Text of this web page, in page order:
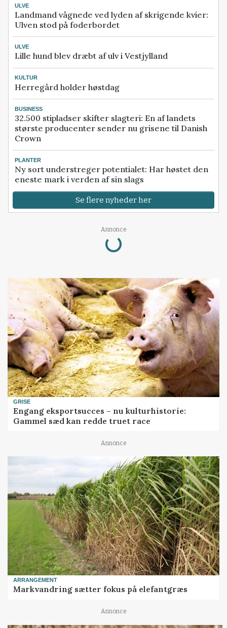
ULVE
Landmand vågnede ved lyden af skrigende kvier:
Ulven stod på foderbordet
ULVE
Lille hund blev dræbt af ulv i Vestjylland
KULTUR
Herregård holder høstdag
BUSINESS
32.500 stipladser skifter slagteri: En af landets
største producenter sender nu grisene til Danish
Crown
PLANTER
Ny sort understreger potentialet: Har høstet den
eneste mark i verden af sin slags
Se flere nyheder her
Annonce
Loading...
GRISE
Engang eksportsucces – nu kulturhistorie:
Gammel sæd kan redde truet race
Annonce
ARRANGEMENT
Markvandring sætter fokus på elefantgræs
Annonce